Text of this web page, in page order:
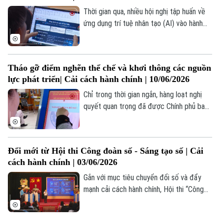
Golf
Sao
Điện ảnh
Thời trang
Âm nhạc
Đã phát sóng
những thay đổi thiết thực, mở ra nhiều
cách tiếp cận mới, hiệu quả.
Thời gian qua, nhiều hội nghị tập huấn về
ứng dụng trí tuệ nhân tạo (AI) vào hành
và sở, ngành trên địa bàn TP. Hà Nội, tạo
nên bước chuyển biến lớn về tư duy công
vụ, đem lại hiệu quả quản lý vượt trội và
lợi ích kinh tế thiết thực cho các địa
Tháo gỡ điểm nghẽn thể chế và khơi thông các nguồn
lực phát triển| Cải cách hành chính | 10/06/2026
Chỉ trong thời gian ngắn, hàng loạt nghị
quyết quan trọng đã được Chính phủ ban
Đổi mới từ Hội thi Công đoàn số - Sáng tạo số | Cải
cách hành chính | 03/06/2026
Gắn với mục tiêu chuyển đổi số và đẩy
mạnh cải cách hành chính, Hội thi “Công